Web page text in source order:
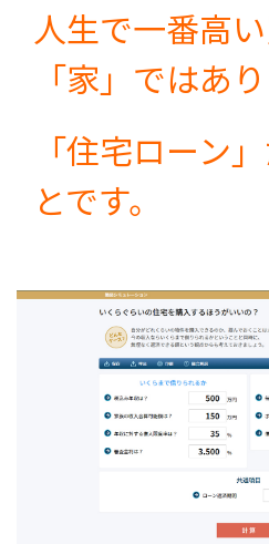
人生で一番高
「家」ではあ
「住宅ローン
とです。